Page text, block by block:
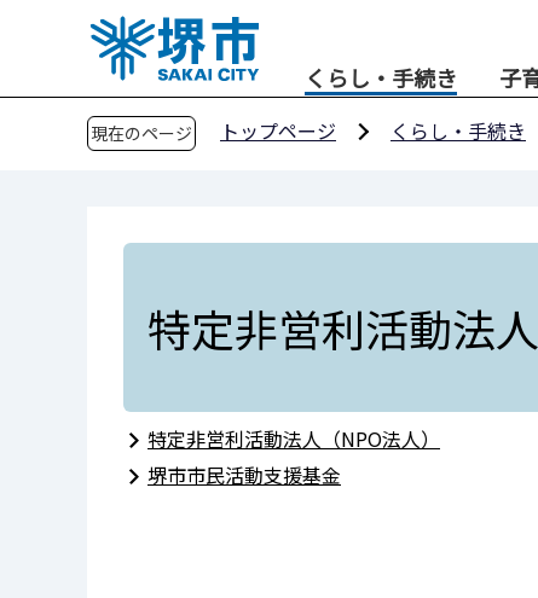
くらし・手続き 子
現在のページ トップページ くらし・手続き
特定非営利活動法
特定非営利活動法人（NPO法人）
堺市市民活動支援基金